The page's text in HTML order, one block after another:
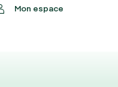
Mon espace